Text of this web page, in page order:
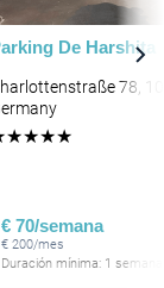
De Harshita
78,
★★★★
€ 70/semana
€ 200/mes
Duración mínima: 1 semana